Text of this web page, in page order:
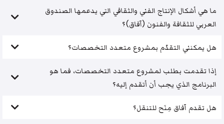
ما هي أشكال الإنتاج الفني والثقافي التي يدعمها الصندوق
العربي للثقافة والفنون (آفاق)؟
هل يمكنني التقدّم بمشروع متعدد التخصصات؟
إذا تقدمت بطلب لمشروع متعدد التخصصات، فما هو
البرنامج الذي يجب أن أتقدم إليه؟
هل تقدم آفاق مِنَح للتنقل؟